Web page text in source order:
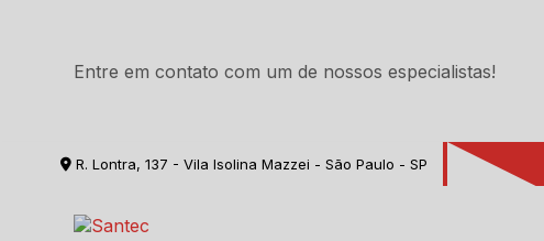
Entre em contato com um de nossos especialistas!
R. Lontra, 137 - Vila Isolina Mazzei - São Paulo - SP